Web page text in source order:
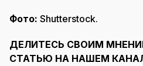
Фото: Shutterstock.
ДЕЛИТЕСЬ СВОИМ
СТАТЬЮ НА НАШЕМ